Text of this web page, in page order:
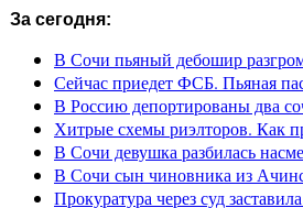
За сегодня:
В Сочи пьяный дебошир
Сейчас приедет ФСБ. Пьяная
В Россию депортированы два
Хитрые схемы риэлторов. Как
В Сочи девушка разбилась
В Сочи сын чиновника из
Прокуратура через суд